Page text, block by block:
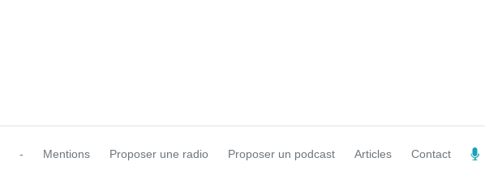
- Mentions Proposer une radio Proposer un podcast Articles Contact